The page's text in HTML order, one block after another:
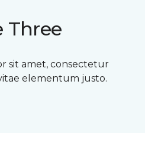
Three
sit amet, consectetur
elementum justo.